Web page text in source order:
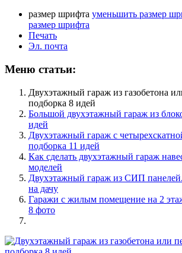
размер шрифта уменьшить размер
размер шрифта
Печать
Эл. почта
Меню статьи:
Двухэтажный гараж из газобетона
подборка 8 идей
Большой двухэтажный гараж из
идей
Двухэтажный гараж с
подборка 11 идей
Как сделать двухэтажный гараж
моделей
Двухэтажный гараж из СИП
на дачу
Гаражи с жилым помещение на 2
8 фото